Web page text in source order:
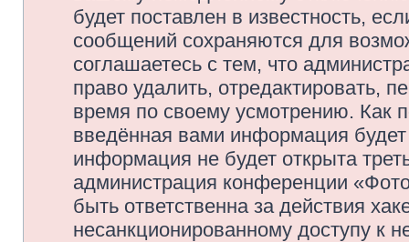
будет поставлен в известность,
сообщений сохраняются для
соглашаетесь с тем, что
право удалить, отредактировать,
время по своему усмотрению. Как
введённая вами информация
информация не будет открыта
администрация конференции
быть ответственна за действия
несанкционированному доступу к